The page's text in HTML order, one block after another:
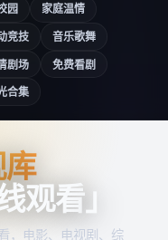
园
家庭温情
竞技
音乐歌舞
剧场
免费看剧
合集
观看」
，电影、电视剧、综